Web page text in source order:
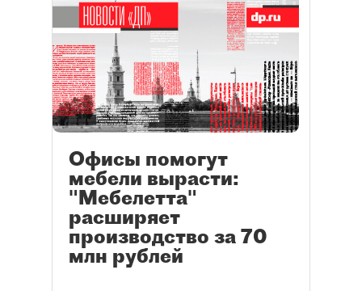
Офисы помогут
мебели вырасти:
"Мебелетта"
расширяет
производство за 70
млн рублей